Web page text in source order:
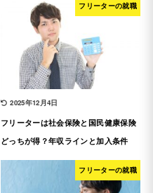
フリーターの就職
2025年12月4日
フリーターは社会保険と国民健康保険
どっちが得？年収ラインと加入条件
フリーターの就職